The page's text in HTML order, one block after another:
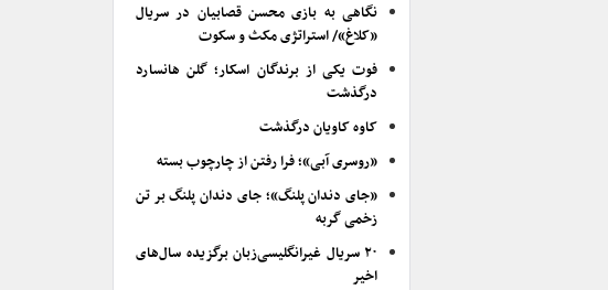
نگاهی به بازی محسن قصابیان در سریال
«کلاغ»/ استراتژی مکث و سکوت
فوت یکی از برندگان اسکار؛ گلن هانسارد
درگذشت
کاوه کاویان درگذشت
«روسری آبی»؛ فرا رفتن از چارچوب بسته
«جای دندان پلنگ»؛ جای دندان پلنگ بر تن
زخمی گربه
۲۰ سریال غیرانگلیسی‌زبان برگزیده سال‌های
اخیر